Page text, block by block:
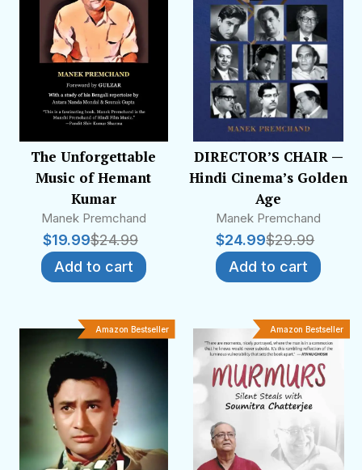
The Unforgettable
Music of Hemant
Kumar
Manek Premchand
$24.99
$19.99
Add to cart
DIRECTOR’S CHAIR —
Hindi Cinema’s Golden
Age
Manek Premchand
$29.99
$24.99
Add to cart
Amazon Bestseller Amazon Bestseller